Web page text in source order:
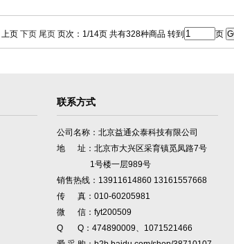
页 下页 尾页页次：1/14页 共有328种商品 转到 页
联系方式
公司名称：北京益通众泰科技有限公司
地 址：北京市大兴区采育镇觅凤路7号
1号楼一层989号
销售热线：13911614860 13161557668
传 真：010-60205981
微 信：fyt200509
Q Q：474890009、1071521466